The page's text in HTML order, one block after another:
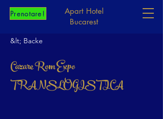
Apart Hotel
Bucarest
Prenotare!
&lt; Backe
Cazare Rom Expo
TRANSLOGISTICA